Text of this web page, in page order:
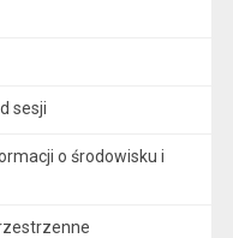
sesji
o środowisku i